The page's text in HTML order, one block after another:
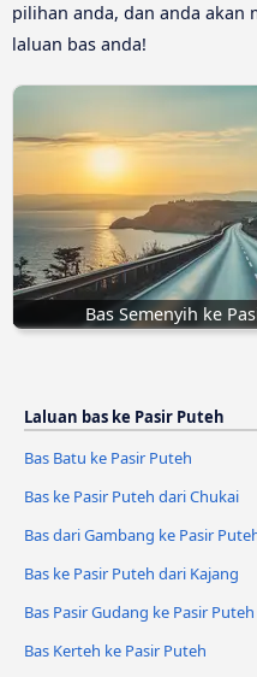
pilihan anda, dan anda akan
laluan bas anda!
Bas Semenyih ke
Laluan bas ke Pasir Puteh
Bas Batu ke Pasir Puteh
Bas ke Pasir Puteh dari Chukai
Bas dari Gambang ke Pasir
Bas ke Pasir Puteh dari Kajang
Bas Pasir Gudang ke Pasir Puteh
Bas Kerteh ke Pasir Puteh